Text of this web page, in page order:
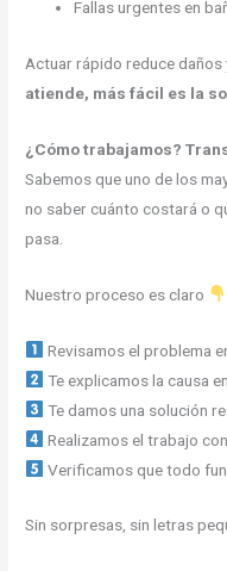
Fallas urgentes en
Actuar rápido reduce daños
atiende, más fácil es la
¿Cómo trabajamos?
Sabemos que uno de los
no saber cuánto costará o
pasa.
Nuestro proceso es claro
Revisamos el problema
Te explicamos la causa
Te damos una solución
Realizamos el trabajo
Verificamos que todo
Sin sorpresas, sin letras